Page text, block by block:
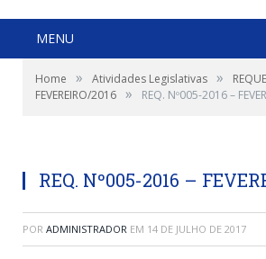
MENU
Home » Atividades Legislativas »
FEVEREIRO/2016 » REQ. Nº005-2016 –
REQ. Nº005-2016 –
POR ADMINISTRADOR EM 14 DE JULHO DE 2017